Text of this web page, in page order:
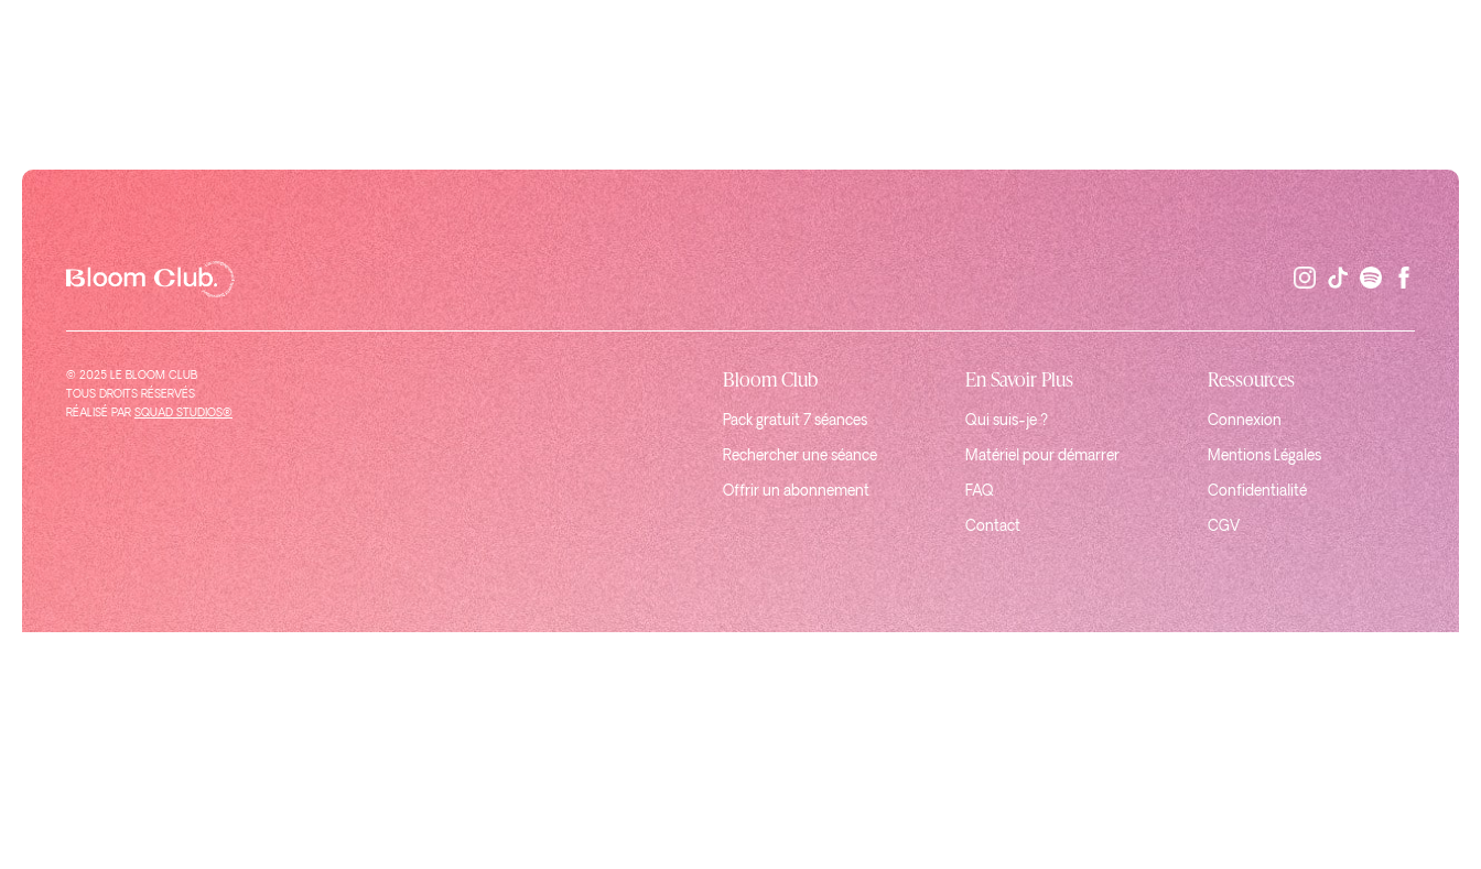
© 2025 LE BLOOM CLUB
TOUS DROITS RÉSERVÉS
RÉALISÉ PAR SQUAD STUDIOS®
Bloom Club
Pack gratuit 7 séances
Rechercher une séance
Offrir un abonnement
En Savoir Plus
Qui suis-je ?
Matériel pour démarrer
FAQ
Contact
Ressources
Connexion
Mentions Légales
Confidentialité
CGV